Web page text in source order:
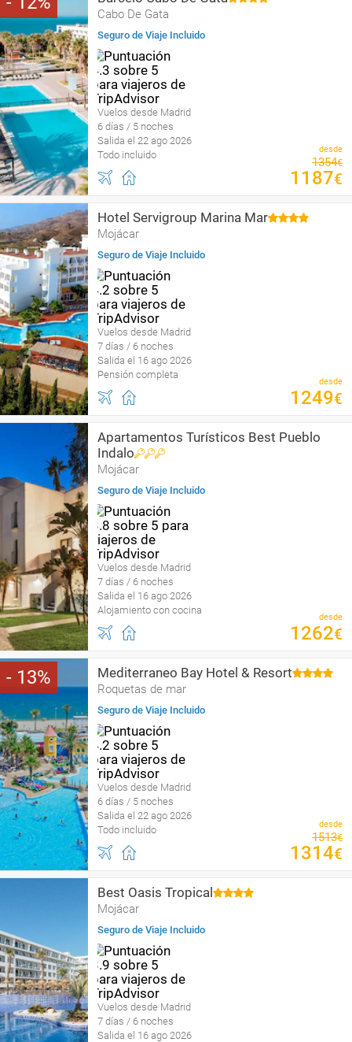
Cabo De Gata
Seguro de Viaje Incluido
Vuelos desde Madrid
6 días / 5 noches
Salida el 22 ago 2026
Todo incluido
desde
1354€
1187€
Hotel Servigroup Marina Mar
Mojácar
Seguro de Viaje Incluido
Vuelos desde Madrid
7 días / 6 noches
Salida el 16 ago 2026
Pensión completa
desde
1249€
Apartamentos Turísticos Best Pueblo
Indalo
Mojácar
Seguro de Viaje Incluido
Vuelos desde Madrid
7 días / 6 noches
Salida el 16 ago 2026
Alojamiento con cocina
desde
1262€
13 Mediterraneo Bay Hotel & Resort
Roquetas de mar
Seguro de Viaje Incluido
Vuelos desde Madrid
6 días / 5 noches
Salida el 22 ago 2026
Todo incluido
desde
1513€
1314€
Best Oasis Tropical
Mojácar
Seguro de Viaje Incluido
Vuelos desde Madrid
7 días / 6 noches
Salida el 16 ago 2026